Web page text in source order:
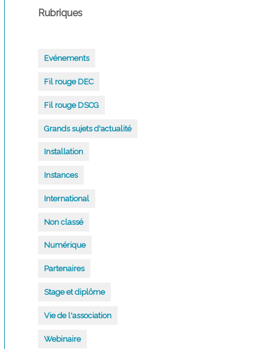
Rubriques
Evénements
Fil rouge DEC
Fil rouge DSCG
Grands sujets d'actualité
Installation
Instances
International
Non classé
Numérique
Partenaires
Stage et diplôme
Vie de l'association
Webinaire